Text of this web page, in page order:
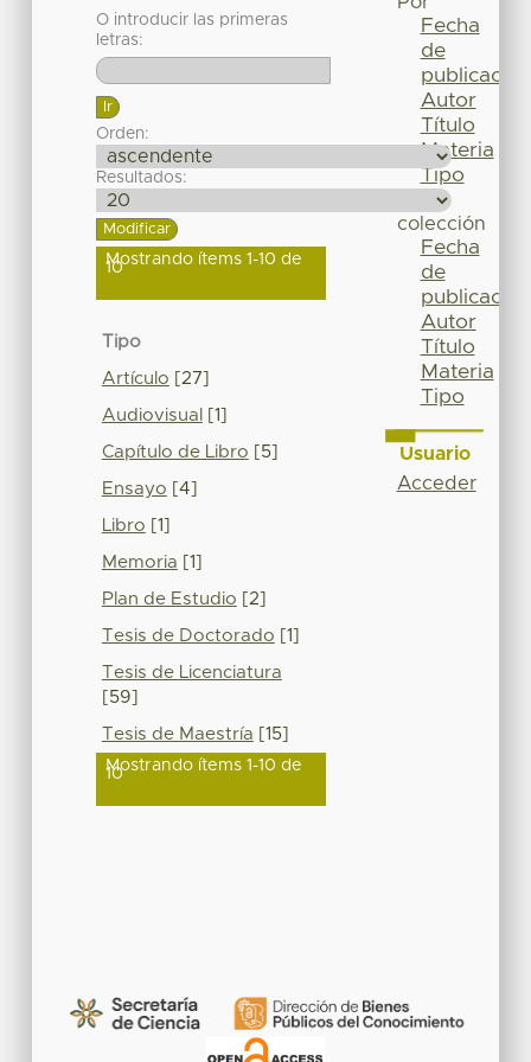
O introducir las primeras
letras:
Orden:
Resultados:
Mostrando ítems 1-10 de
10
Tipo
Artículo [27]
Audiovisual [1]
Capítulo de Libro [5]
Ensayo [4]
Libro [1]
Memoria [1]
Plan de Estudio [2]
Tesis de Doctorado [1]
Tesis de Licenciatura
[59]
Tesis de Maestría [15]
Mostrando ítems 1-10 de
10
Fecha
de
publicación
Autor
Título
Materia
Tipo
colección
Fecha
de
publicación
Autor
Título
Materia
Tipo
Usuario
Acceder